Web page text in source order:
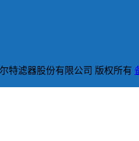
特滤器股份有限公司 版权所有